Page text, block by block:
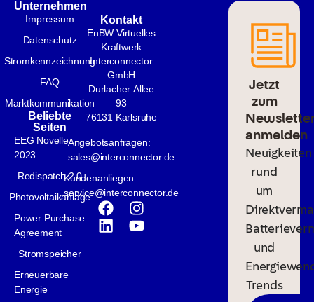
Unternehmen
Impressum
Datenschutz
Stromkennzeichnung
FAQ
Marktkommunikation
Beliebte
Seiten
EEG Novelle
2023
Redispatch 2.0
Photovoltaikanlage
Power Purchase
Agreement
Stromspeicher
Erneuerbare
Energie
Kontakt
EnBW Virtuelles
Kraftwerk
Interconnector
GmbH
Durlacher Allee
93
76131 Karlsruhe
Angebotsanfragen:
sales@interconnector.de
Kundenanliegen:
service@interconnector.de
Jetzt
zum
anmelden
Neuigkeiten
rund
um
und
Trends